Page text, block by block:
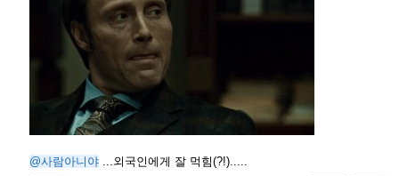
@사람아니야 ...외국인에게 잘 먹힘(?!).....